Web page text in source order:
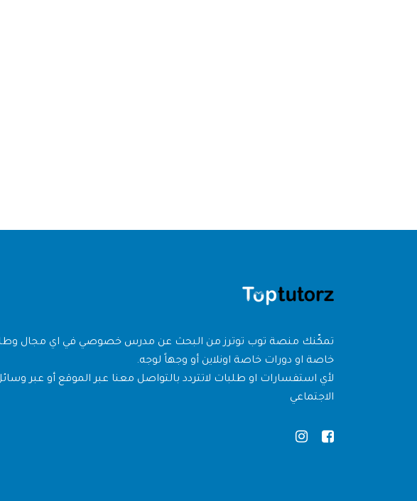
تمكّنك منصة توب توترز من البحث عن مدرس خصوصي في اي مجال
خاصة او دورات خاصة اونلاين أو وجهاً لوجه.
لأي استفسارات او طلبات لاتتردد بالتواصل معنا عبر الموقع أو عبر
الاجتماعي